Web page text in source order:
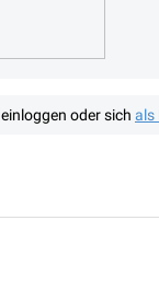
oder sich als